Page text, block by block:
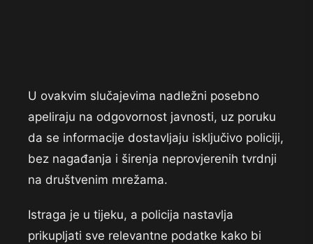
U ovakvim slučajevima nadležni posebno
apeliraju na odgovornost javnosti, uz poruku
da se informacije dostavljaju isključivo policiji,
bez nagađanja i širenja neprovjerenih tvrdnji
na društvenim mrežama.
Istraga je u tijeku, a policija nastavlja
prikupljati sve relevantne podatke kako bi